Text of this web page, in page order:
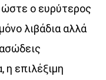
ώστε ο ευρύτερος
λιβάδια αλλά
επιλέξιµη